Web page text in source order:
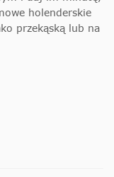
holenderskie
przekąską lub na